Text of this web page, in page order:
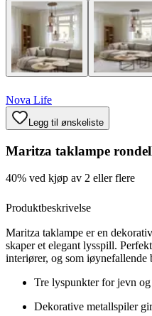
Nova Life
Legg til ønskeliste
Maritza taklampe
40% ved kjøp av 2 eller flere
Produktbeskrivelse
Maritza taklampe er en
skaper et elegant lysspill.
interiører, og som iøynefallende
Tre lyspunkter for jevn
Dekorative metallspiler